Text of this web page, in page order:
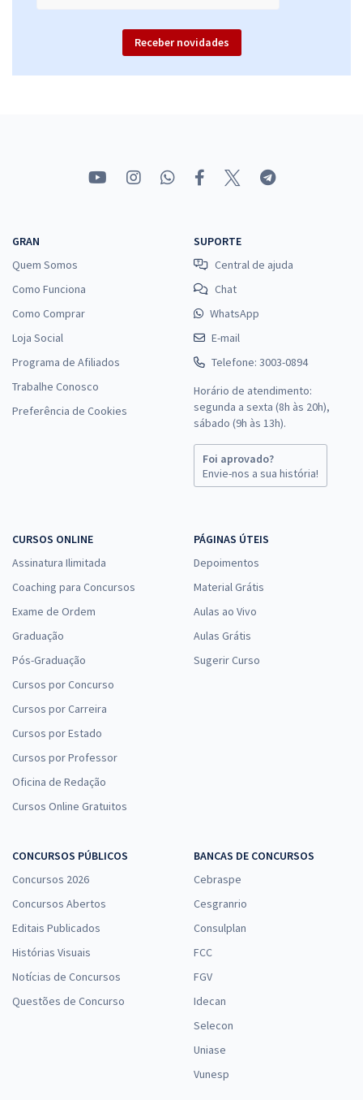
Receber novidades
GRAN
Quem Somos
Como Funciona
Como Comprar
Loja Social
Programa de Afiliados
Trabalhe Conosco
Preferência de Cookies
SUPORTE
Central de ajuda
Chat
WhatsApp
E-mail
Telefone: 3003-0894
Horário de atendimento:
segunda a sexta (8h às 20h),
sábado (9h às 13h).
Foi aprovado?
Envie-nos a sua história!
CURSOS ONLINE
Assinatura Ilimitada
Coaching para Concursos
Exame de Ordem
Graduação
Pós-Graduação
Cursos por Concurso
Cursos por Carreira
Cursos por Estado
Cursos por Professor
Oficina de Redação
Cursos Online Gratuitos
PÁGINAS ÚTEIS
Depoimentos
Material Grátis
Aulas ao Vivo
Aulas Grátis
Sugerir Curso
CONCURSOS PÚBLICOS
Concursos 2026
Concursos Abertos
Editais Publicados
Histórias Visuais
Notícias de Concursos
Questões de Concurso
BANCAS DE CONCURSOS
Cebraspe
Cesgranrio
Consulplan
FCC
FGV
Idecan
Selecon
Uniase
Vunesp